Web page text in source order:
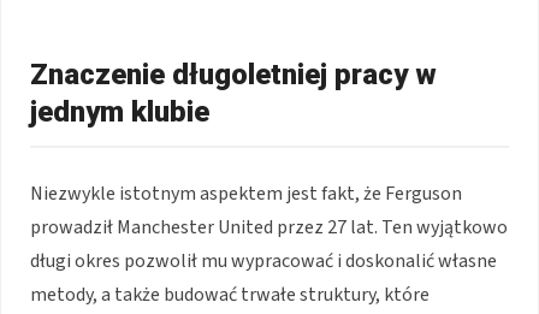
Znaczenie długoletniej pracy w
jednym klubie
Niezwykle istotnym aspektem jest fakt, że Ferguson
prowadził Manchester United przez 27 lat. Ten wyjątkowo
długi okres pozwolił mu wypracować i doskonalić własne
metody, a także budować trwałe struktury, które